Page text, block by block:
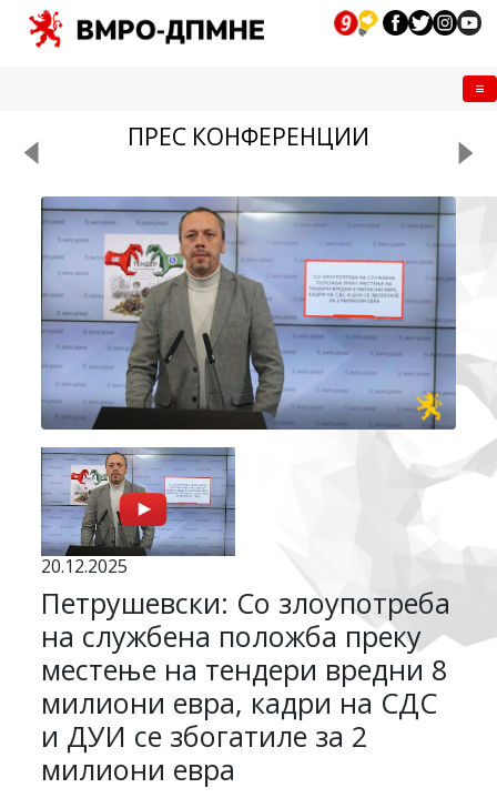
ПРЕС КОНФЕРЕНЦИИ
20.12.2025
Петрушевски: Со злоупотреба
на службена положба преку
местење на тендери вредни 8
милиони евра, кадри на СДС
и ДУИ се збогатиле за 2
милиони евра